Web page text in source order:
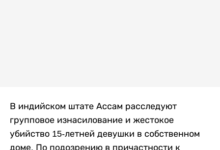
В индийском штате Ассам расследуют
групповое изнасилование и жестокое
убийство 15-летней девушки в собственном
доме. По подозрению в причастности к